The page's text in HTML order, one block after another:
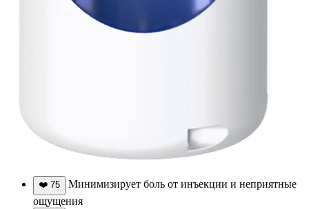
❤️ 75
Минимизирует боль от инъекции и неприятные
ощущения